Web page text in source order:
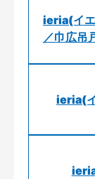
ieria(イエ
／巾広吊
ieria(